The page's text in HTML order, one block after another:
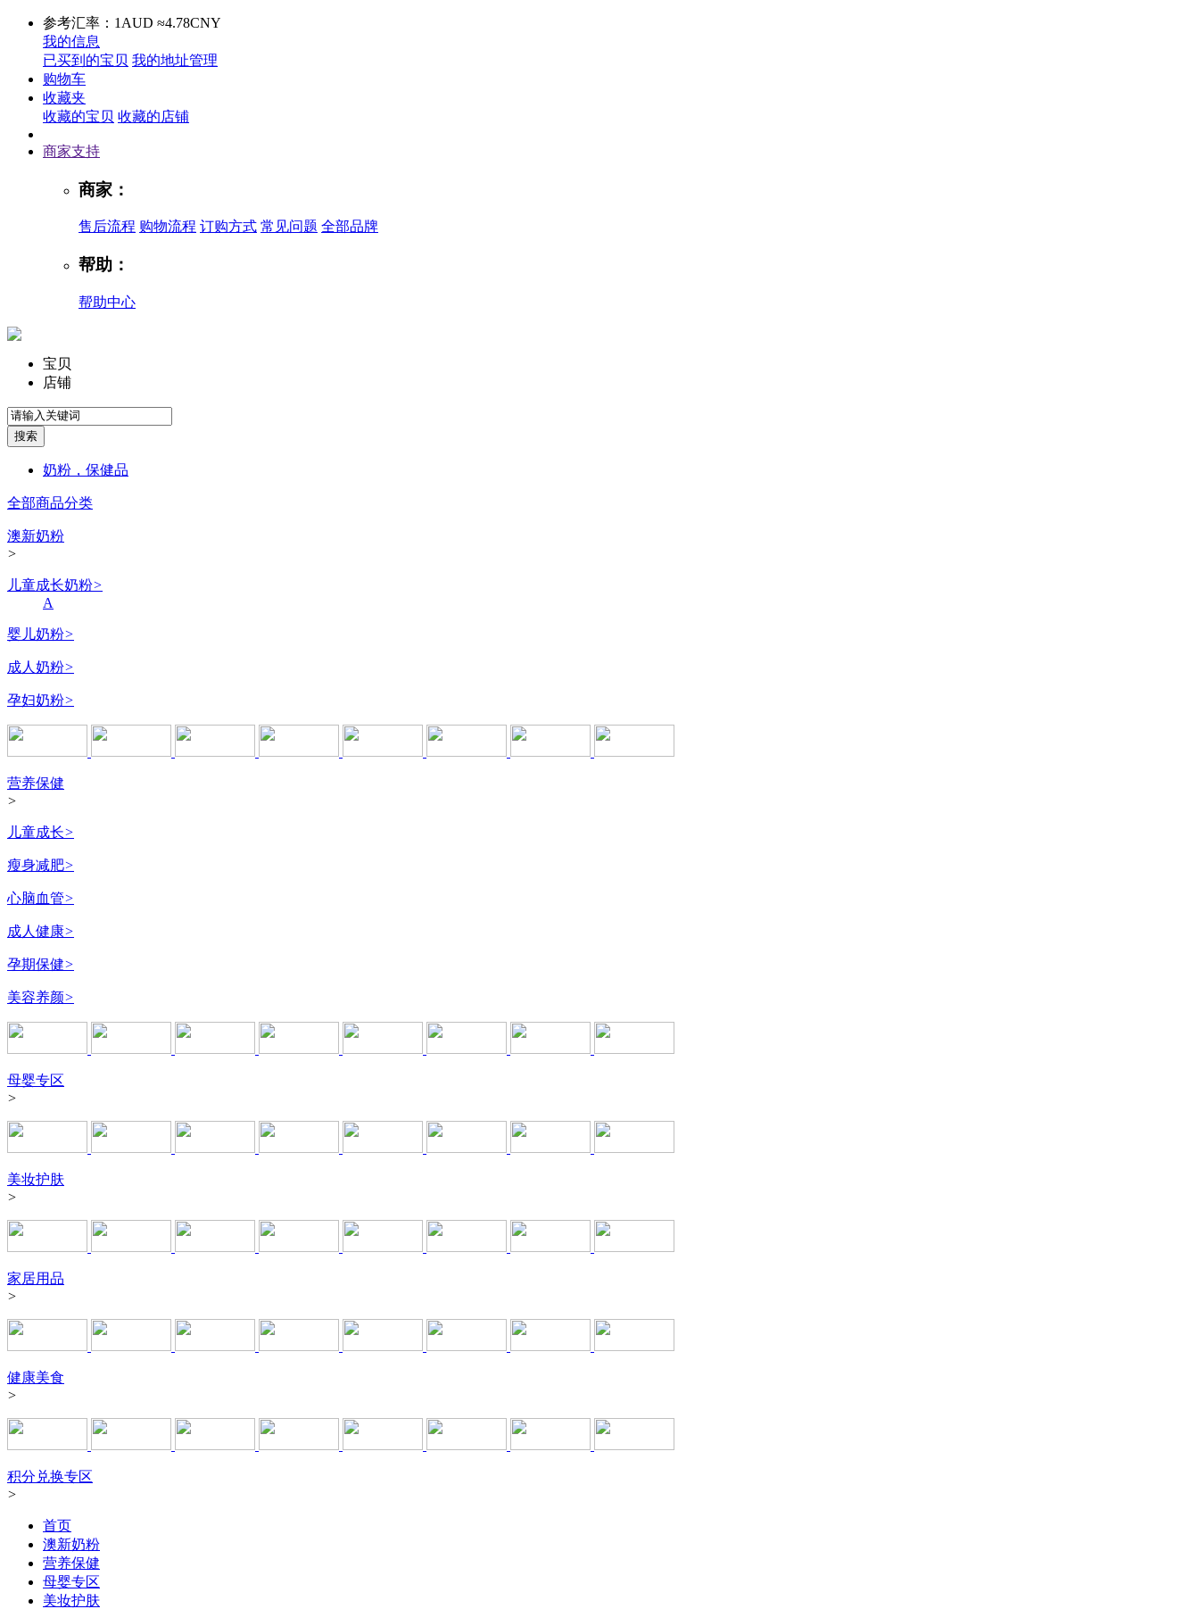
参考汇率：1AUD ≈4.78CNY
我的信息
已买到的宝贝 我的地址管理
购物车
收藏夹
收藏的宝贝 收藏的店铺
商家支持
商家：
售后流程 购物流程 订购方式 常见问题 全部品牌
帮助：
帮助中心
宝贝
店铺
奶粉，保健品
全部商品分类
澳新奶粉
>
儿童成长奶粉>
A
婴儿奶粉>
成人奶粉>
孕妇奶粉>
营养保健
>
儿童成长>
瘦身减肥>
心脑血管>
成人健康>
孕期保健>
美容养颜>
母婴专区
>
美妆护肤
>
家居用品
>
健康美食
>
积分兑换专区
>
首页
澳新奶粉
营养保健
母婴专区
美妆护肤